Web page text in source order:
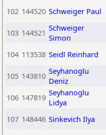
102 144520 Schweiger Paul
103 144521 Schweiger
Simon
104 113538 Seidl Reinhard
105 143810 Seyhanoglu
Deniz
106 147819 Seyhanoglu
Lidya
107 148446 Sinkevich Ilya